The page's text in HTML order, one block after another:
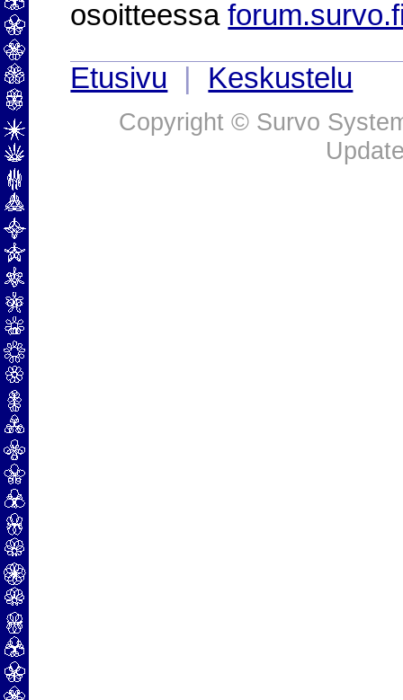
osoitteessa
Etusivu
Keskustelu
Copyright © Survo